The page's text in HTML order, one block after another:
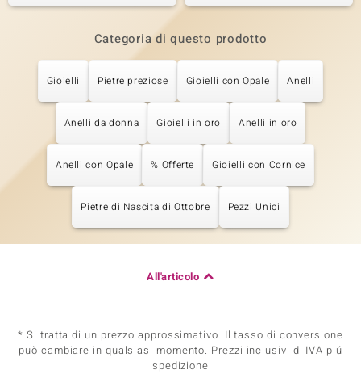
Categoria di questo prodotto
Gioielli Pietre preziose Gioielli con Opale Anelli
Anelli da donna Gioielli in oro Anelli in oro
Anelli con Opale % Offerte Gioielli con Cornice
Pietre di Nascita di Ottobre Pezzi Unici
All'articolo
* Si tratta di un prezzo approssimativo. Il tasso di conversione
può cambiare in qualsiasi momento. Prezzi inclusivi di IVA piú
spedizione